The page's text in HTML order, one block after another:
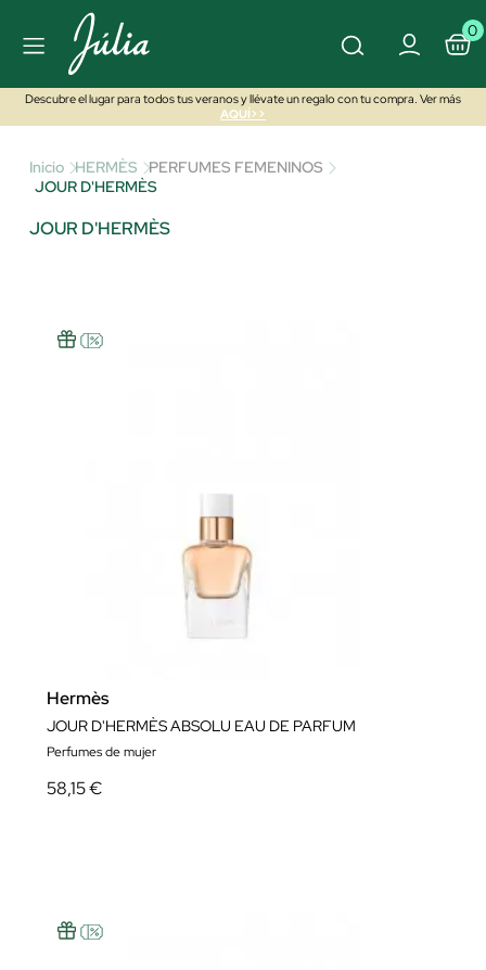
0
Descubre el lugar para todos tus veranos y llévate un regalo con tu compra. Ver más
AQUÍ>>
Inicio HERMÈS
PERFUMES FEMENINOS
JOUR D'HERMÈS
JOUR D'HERMÈS
Hermès
JOUR D'HERMÈS ABSOLU EAU DE PARFUM
Perfumes de mujer
58,15 €